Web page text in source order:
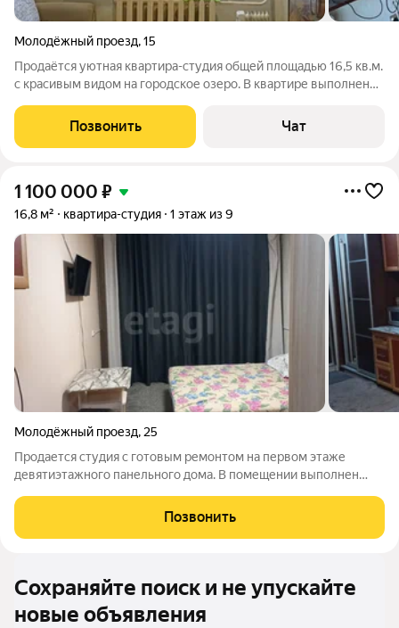
Молодёжный проезд,15
Продаётся уютная квартира-студия общей площадью 16,5 кв.м.
с красивым видом на городское озеро. В квартире выполнен
линолеум, обои, входная дверь современного образца с
зеркалом), в ванной комнате
Позвонить Чат
1 100 000 ₽
16,8 м² квартира-студия 1 этаж из 9
Молодёжный проезд, 25
Продается студия с готовым ремонтом на первом этаже
девятиэтажного панельного дома. В помещении выполнен
совмещенный санузел, а вся необходимая мебель и бытовая
техника остаются новому владельцу.
Позвонить
Сохраняйте поиск и не упускайте
новые объявления